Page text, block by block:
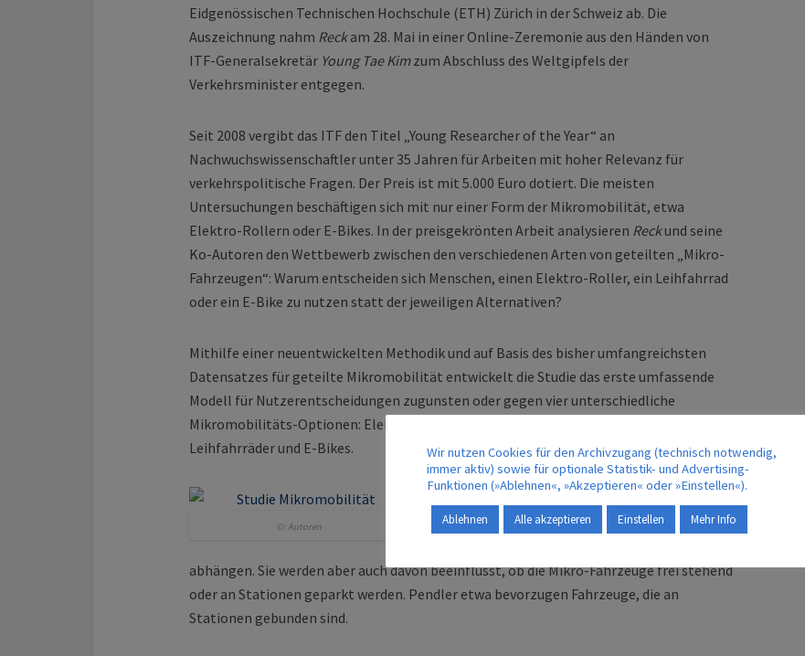
Eidgenössischen Technischen Hochschule (ETH) Zürich in der Schweiz ab. Die
Auszeichnung nahm Reckam 28. Mai in einer Online-Zeremonie aus den Händen von
ITF-Generalsekretär Young Tae Kimzum Abschluss des Weltgipfels der
Verkehrsminister entgegen.
Seit 2008 vergibt das ITF den Titel „Young Researcher of the Year“ an
Nachwuchswissenschaftler unter 35 Jahren für Arbeiten mit hoher Relevanz für
verkehrspolitische Fragen. Der Preis ist mit 5.000 Euro dotiert. Die meisten
Untersuchungen beschäftigen sich mit nur einer Form der Mikromobilität, etwa
Elektro-Rollern oder E-Bikes. In der preisgekrönten Arbeit analysieren Reckund seine
Ko-Autoren den Wettbewerb zwischen den verschiedenen Arten von geteilten „Mikro-
Fahrzeugen“: Warum entscheiden sich Menschen, einen Elektro-Roller, ein Leihfahrrad
oder ein E-Bike zu nutzen statt der jeweiligen Alternativen?
Mithilfe einer neuentwickelten Methodik und auf Basis des bisher umfangreichsten
Datensatzes für geteilte Mikromobilität entwickelt die Studie das erste umfassende
Modell für Nutzerentscheidungen zugunsten oder gegen vier unterschiedliche
Mikromobilitäts-Optionen: Elektro-Roller, frei parkende Leihfahrräder, stationäre
Leihfahrräder und E-Bikes.
©: Autoren
Nutzerentscheidungen wesentlich von der
abhängen. Sie werden aber auch davon beeinflusst, ob die Mikro-Fahrzeuge frei stehend
oder an Stationen geparkt werden. Pendler etwa bevorzugen Fahrzeuge, die an
Stationen gebunden sind.
Wir nutzen Cookies für den Archivzugang (technisch notwendig,
immer aktiv) sowie für optionale Statistik- und Advertising-
Funktionen (»Ablehnen«, »Akzeptieren« oder »Einstellen«).
Ablehnen Alle akzeptieren Einstellen Mehr Info